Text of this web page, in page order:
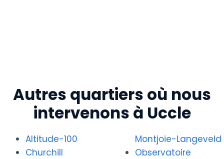
Autres quartiers où nous
intervenons à Uccle
Altitude-100
Churchill
Montjoie-Langeveld
Observatoire